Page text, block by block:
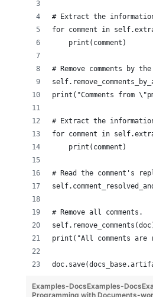
# Extract the
for comment in
    print(comment)
# Remove comments by
print("Comments from
# Extract the
for comment in
    print(comment)
# Read the comment's
# Remove all comments.
print("All comments are
Examples-DocsExamples-
Programming with Documents-